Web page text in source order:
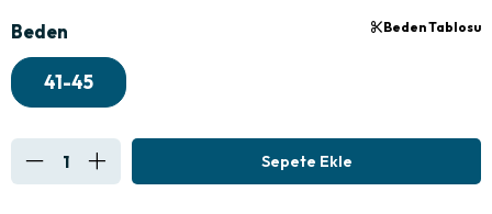
Beden
41-45
Beden Tablosu